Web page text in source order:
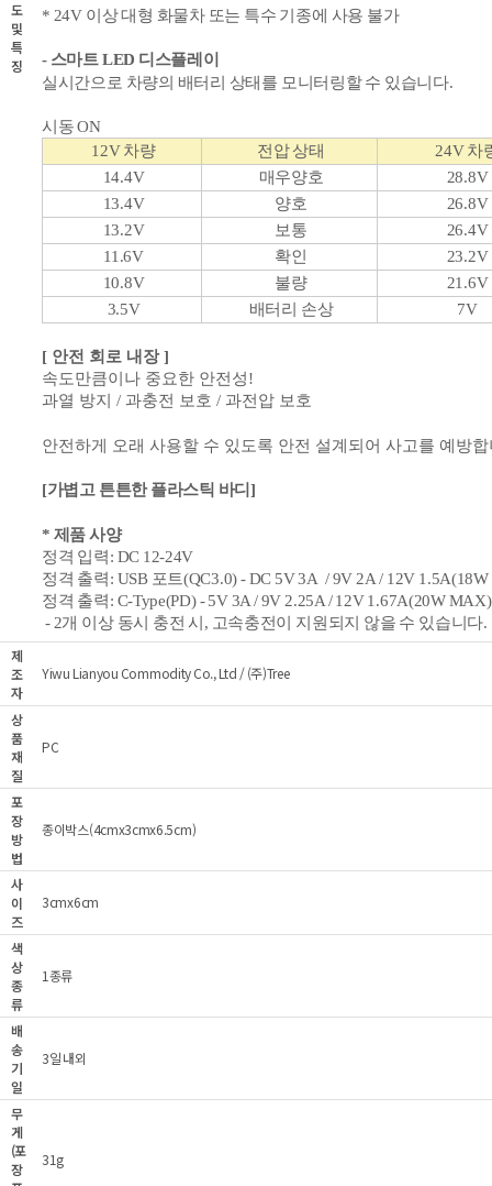
도
및
특
징
* 24V 이상 대형 화물차 또는 특수 기종에 사용 불가
- 스마트 LED 디스플레이
실시간으로 차량의 배터리 상태를 모니터링할 수 있습니다.
시동 ON
12V 차량 전압 상태
24V 차
14.4V
매우양호
28.8V
13.4V
양호
26.8V
13.2V
보통
26.4V
11.6V
확인
23.2V
10.8V
불량
21.6V
3.5V
배터리 손상 7V
[ 안전 회로 내장 ]
속도만큼이나 중요한 안전성!
과열 방지 / 과충전 보호 / 과전압 보호
안전하게 오래 사용할 수 있도록 안전 설계되어 사고를 예방
[가볍고 튼튼한 플라스틱 바디]
* 제품 사양
정격 입력: DC 12-24V
정격 출력: USB 포트(QC3.0) -DC 5V 3A / 9V 2A/ 12V 1.5A(
정격 출력: C-Type(PD) - 5V3A / 9V 2.25A / 12V 1.67A(20WMAX)
- 2개 이상 동시 충전 시, 고속충전이 지원되지 않을 수 있습니다.
제
조
자
Yiwu Lianyou Commodity Co., Ltd / (주)Tree
상
품
재
질
PC
포
장
방
법
종이박스(4cmx3cmx6.5cm)
사
이
즈
3cmx6cm
색
상
종
류
1종류
배
송
기
일
3일 내외
무
게
(포
장
31g